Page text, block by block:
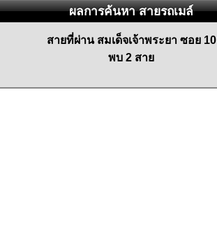
ผลการค้นหา สายรถเมล์
สายที่ผ่าน สมเด็จเจ้าพระยา ซอย 10
พบ 2 สาย